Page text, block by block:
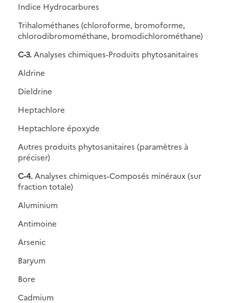
Indice Hydrocarbures
Trihalométhanes (chloroforme, bromoforme,
chlorodibromométhane, bromodichlorométhane)
C-3. Analyses chimiques-Produits phytosanitaires
Aldrine
Dieldrine
Heptachlore
Heptachlore époxyde
Autres produits phytosanitaires (paramètres à
préciser)
C-4. Analyses chimiques-Composés minéraux (sur
fraction totale)
Aluminium
Antimoine
Arsenic
Baryum
Bore
Cadmium